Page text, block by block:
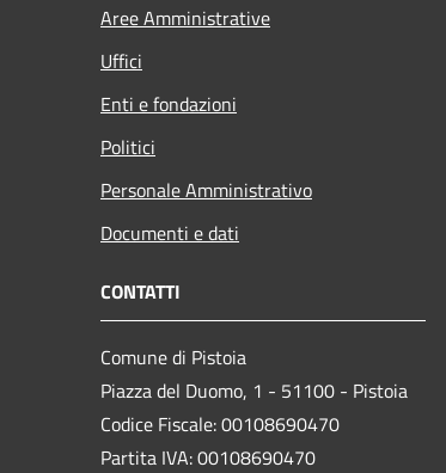
Aree Amministrative
Uffici
Enti e fondazioni
Politici
Personale Amministrativo
Documenti e dati
CONTATTI
Comune di Pistoia
Piazza del Duomo, 1 - 51100 - Pistoia
Codice Fiscale: 00108690470
Partita IVA: 00108690470